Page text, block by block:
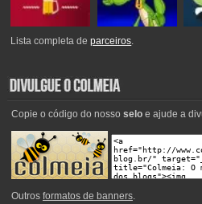
Lista completa deparceiros.
Copie o código do nosso seloe ajude a
Outros formatos de banners.